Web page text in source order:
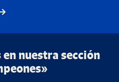
nuestra sección